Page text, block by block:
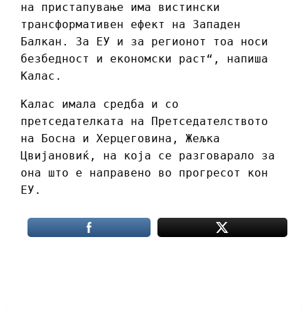
на пристапување има вистински
трансформативен ефект на Западен
Балкан. За ЕУ и за регионот тоа носи
безбедност и економски раст“, напиша
Калас.
Калас имала средба и со
претседателката на Претседателството
на Босна и Херцеговина, Жељка
Цвијановиќ, на која се разговарало за
она што е направено во прогресот кон
ЕУ.